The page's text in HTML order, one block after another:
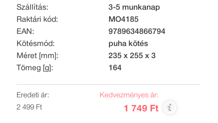
Szállítás:
3-5 munkanap
Raktári kód:
MO4185
EAN:
9789634866794
Kötésmód:
puha kötés
Méret [mm]:
235 x 255 x 3
Tömeg [g]:
164
Eredeti ár:
2 499 Ft
Kedvezményes ár:
1 749 Ft